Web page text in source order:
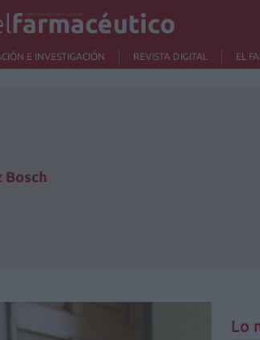
E INVESTIGACIÓN REVISTA DIGITAL EL
Bosch
Lo